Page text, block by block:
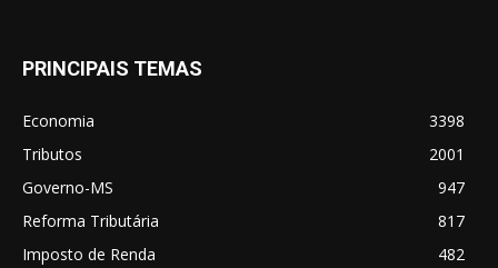
PRINCIPAIS TEMAS
Economia
3398
Tributos
2001
Governo-MS
947
Reforma Tributária
817
Imposto de Renda
482